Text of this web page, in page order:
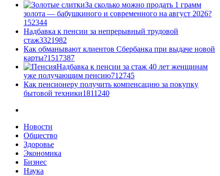
За сколько можно продать 1 грамм
золота — бабушкиного и современного на август 2026?
152344
Надбавка к пенсии за непрерывный трудовой
стаж3321982
Как обманывают клиентов Сбербанка при выдаче новой
карты?1517387
Надбавка к пенсии за стаж 40 лет женщинам
уже получающим пенсию712745
Как пенсионеру получить компенсацию за покупку
бытовой техники1811240
Новости
Общество
Здоровье
Экономика
Бизнес
Наука